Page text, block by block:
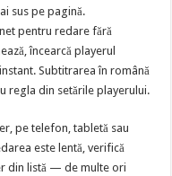
sus pe pagină.
pentru redare fără
încearcă playerul
Subtitrarea în română
regla din setările playerului.
pe telefon, tabletă sau
este lentă, verifică
din listă — de multe ori